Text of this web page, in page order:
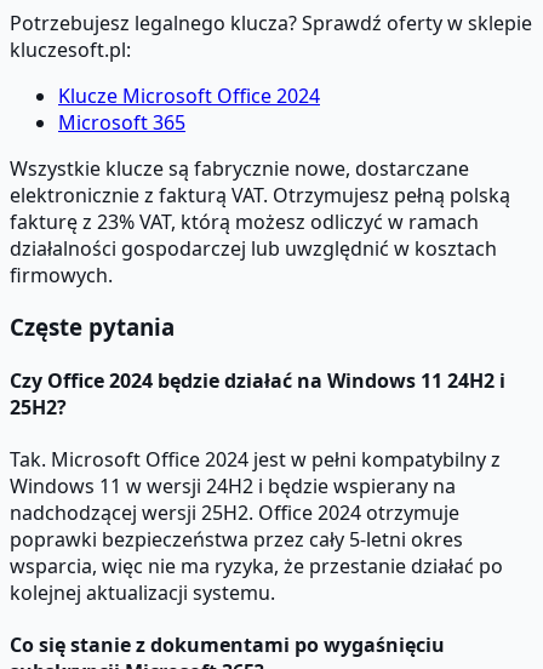
Potrzebujesz legalnego klucza? Sprawdź oferty w sklepie
kluczesoft.pl:
Klucze Microsoft Office 2024
Microsoft 365
Wszystkie klucze są fabrycznie nowe, dostarczane
elektronicznie z fakturą VAT. Otrzymujesz pełną polską
fakturę z 23% VAT, którą możesz odliczyć w ramach
działalności gospodarczej lub uwzględnić w kosztach
firmowych.
Częste pytania
Czy Office 2024 będzie działać na Windows 11 24H2 i
25H2?
Tak. Microsoft Office 2024 jest w pełni kompatybilny z
Windows 11 w wersji 24H2 i będzie wspierany na
nadchodzącej wersji 25H2. Office 2024 otrzymuje
poprawki bezpieczeństwa przez cały 5-letni okres
wsparcia, więc nie ma ryzyka, że przestanie działać po
kolejnej aktualizacji systemu.
Co się stanie z dokumentami po wygaśnięciu